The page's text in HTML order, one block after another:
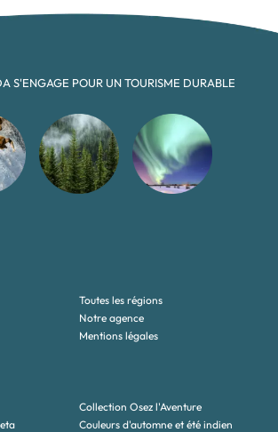
S'ENGAGE POUR UN TOURISME DURABLE
Toutes les régions
Notre agence
Mentions légales
Collection Osez l'Aventure
Couleurs d'automne et été indien